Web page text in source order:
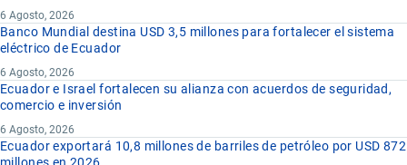
6 Agosto, 2026
Banco Mundial destina USD 3,5 millones para fortalecer el sistema
eléctrico de Ecuador
6 Agosto, 2026
Ecuador e Israel fortalecen su alianza con acuerdos de seguridad,
comercio e inversión
6 Agosto, 2026
Ecuador exportará 10,8 millones de barriles de petróleo por USD 872